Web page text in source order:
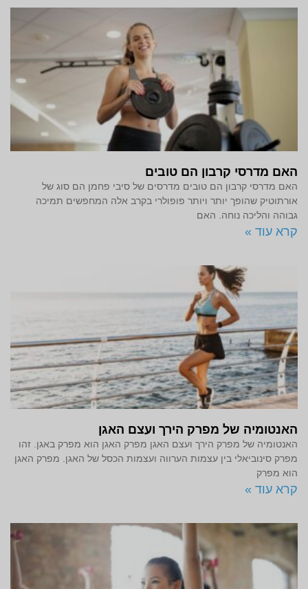
האם מדרסי קרבון הם טובים
האם מדרסי קרבון הם טובים מדרסים של סיבי פחמן הם סוג של
אורתוטיק שהופך יותר ויותר פופולרי בקרב אלה המחפשים תמיכה
גבוהה והליכה נוחה. האם
קרא עוד »
האנטומיה של מפרק הירך ועצם האגן
האנטומיה של מפרק הירך ועצם האגן מפרק האגן הוא מפרק באגן. זהו
מפרק סינוביאלי בין עצמות הערווה ועצמות הכסל של האגן. מפרק האגן
הוא מפרק
קרא עוד »